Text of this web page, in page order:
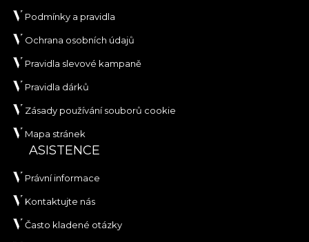
Podmínky a pravidla
Ochrana osobních údajů
Pravidla slevové kampaně
Pravidla dárků
Zásady používání souborů cookie
Mapa stránek
ASISTENCE
Právní informace
Kontaktujte nás
Často kladené otázky